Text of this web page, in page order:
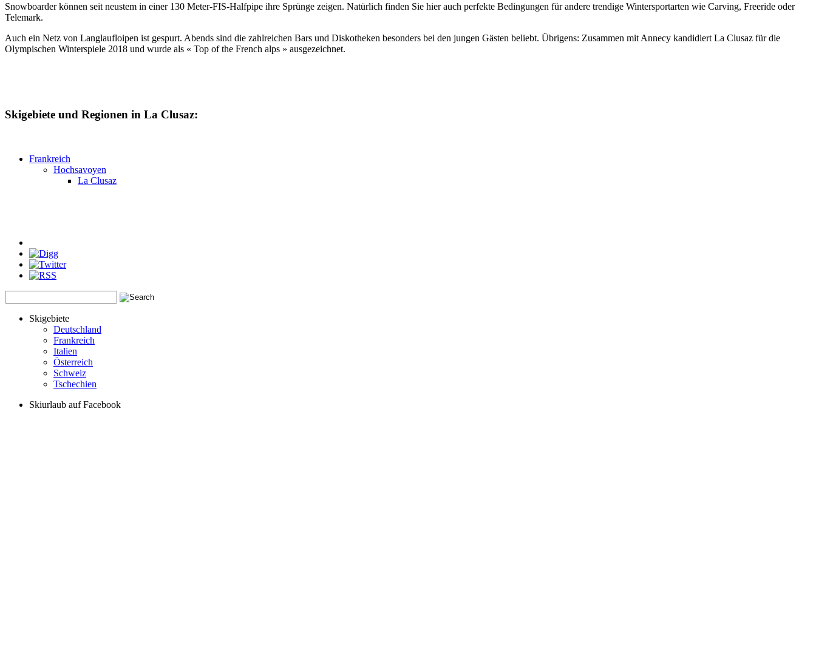
Snowboarder können seit neustem in einer 130 Meter-FIS-Halfpipe ihre Sprünge zeigen. Natürlich finden Sie hier auch perfekte Bedingungen für andere trendige Wintersportarten wie Carving, Freeride oder
Telemark.
Auch ein Netz von Langlaufloipen ist gespurt. Abends sind die zahlreichen Bars und Diskotheken besonders bei den jungen Gästen beliebt. Übrigens: Zusammen mit Annecy kandidiert La Clusaz für die
Olympischen Winterspiele 2018 und wurde als « Top of the French alps » ausgezeichnet.
Skigebiete und Regionen in La Clusaz:
Frankreich
Hochsavoyen
La Clusaz
Skigebiete
Deutschland
Frankreich
Italien
Österreich
Schweiz
Tschechien
Skiurlaub auf Facebook